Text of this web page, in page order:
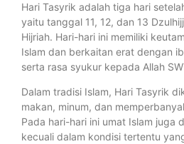
Hari Tasyrik adalah tiga hari
yaitu tanggal 11, 12, dan 13
Hijriah. Hari-hari ini memiliki
Islam dan berkaitan erat dengan
serta rasa syukur kepada Allah
Dalam tradisi Islam, Hari Tasyrik
makan, minum, dan
Pada hari-hari ini umat Islam juga
kecuali dalam kondisi tertentu